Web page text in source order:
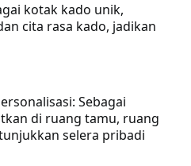
kotak kado unik,
cita rasa kado, jadikan
Sebagai
di ruang tamu, ruang
selera pribadi